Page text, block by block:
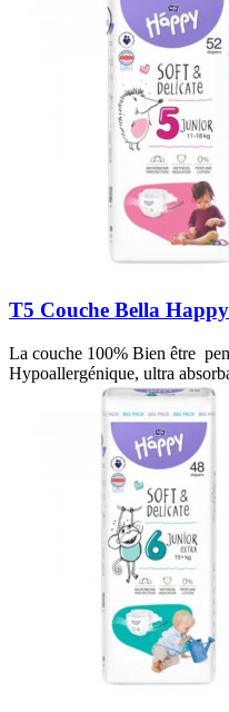
T5 Couche Bella
La couche 100% Bien être
Hypoallergénique, ultra